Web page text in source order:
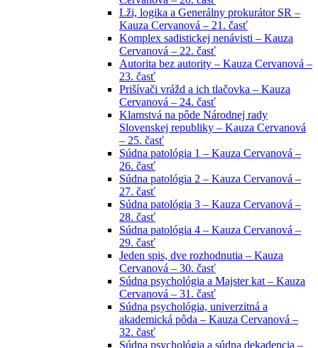
Lži, logika a Generálny prokurátor SR –
Kauza Cervanová – 21. časť
Komplex sadistickej nenávisti – Kauza
Cervanová – 22. časť
Autorita bez autority – Kauza Cervanová –
23. časť
Prišívači vrážd a ich tlačovka – Kauza
Cervanová – 24. časť
Klamstvá na pôde Národnej rady
Slovenskej republiky – Kauza Cervanová
– 25. časť
Súdna patológia 1 – Kauza Cervanová –
26. časť
Súdna patológia 2 – Kauza Cervanová –
27. časť
Súdna patológia 3 – Kauza Cervanová –
28. časť
Súdna patológia 4 – Kauza Cervanová –
29. časť
Jeden spis, dve rozhodnutia – Kauza
Cervanová – 30. časť
Súdna psychológia a Majster kat – Kauza
Cervanová – 31. časť
Súdna psychológia, univerzitná a
akademická pôda – Kauza Cervanová –
32. časť
Súdna psychológia a súdna dekadencia –